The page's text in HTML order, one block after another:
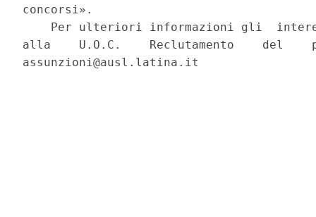
concorsi».
Per ulteriori informazioni gli
alla    U.O.C.    Reclutamento    del
assunzioni@ausl.latina.it